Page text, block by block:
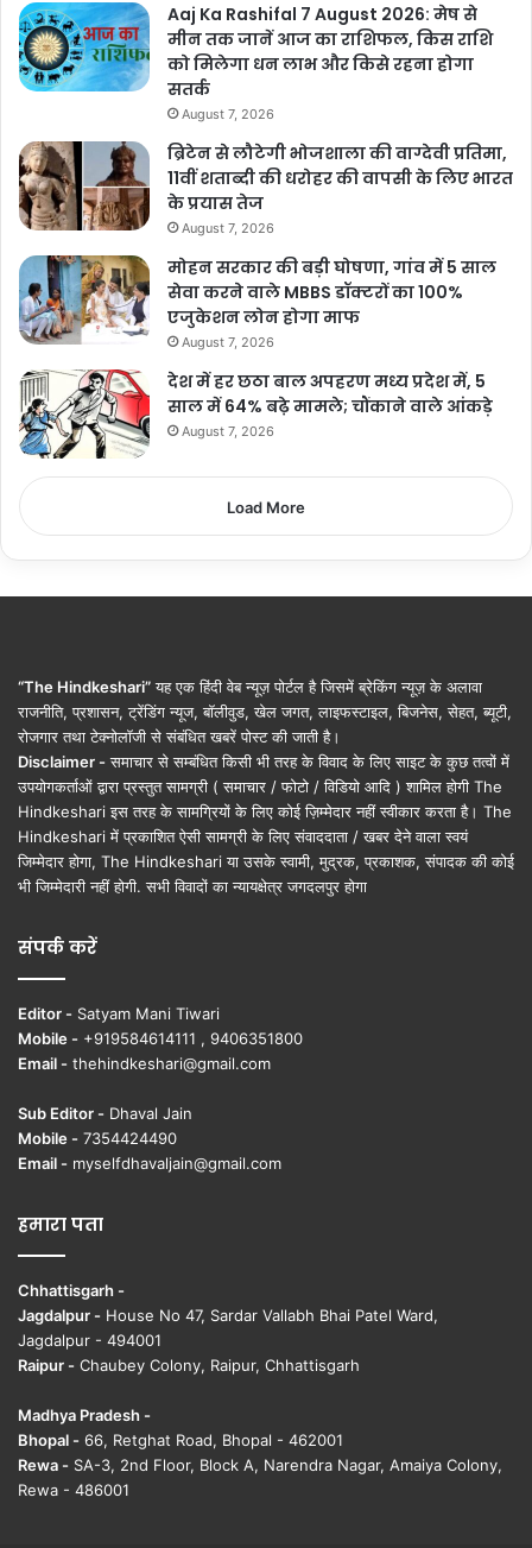
Aaj Ka Rashifal 7 August 2026: मेष से
मीन तक जानें आज का राशिफल, किस राशि
को मिलेगा धन लाभ और किसे रहना होगा
सतर्क
August 7, 2026
ब्रिटेन से लौटेगी भोजशाला की वाग्देवी प्रतिमा,
11वीं शताब्दी की धरोहर की वापसी के लिए भारत
के प्रयास तेज
August 7, 2026
मोहन सरकार की बड़ी घोषणा, गांव में 5 साल
सेवा करने वाले MBBS डॉक्टरों का 100%
एजुकेशन लोन होगा माफ
August 7, 2026
देश में हर छठा बाल अपहरण मध्य प्रदेश में, 5
साल में 64% बढ़े मामले; चौंकाने वाले आंकड़े
August 7, 2026
Load More
“The Hindkeshari”यह एक हिंदी वेब न्यूज़ पोर्टल है जिसमें ब्रेकिंग न्यूज़ के अलावा
राजनीति, प्रशासन, ट्रेंडिंग न्यूज, बॉलीवुड, खेल जगत, लाइफस्टाइल, बिजनेस, सेहत, ब्यूटी,
रोजगार तथा टेक्नोलॉजी से संबंधित खबरें पोस्ट की जाती है।
Disclaimer - समाचार से सम्बंधित किसी भी तरह के विवाद के लिए साइट के कुछ तत्वों में
उपयोगकर्ताओं द्वारा प्रस्तुत सामग्री ( समाचार / फोटो / विडियो आदि ) शामिल होगी The
Hindkeshari इस तरह के सामग्रियों के लिए कोई ज़िम्मेदार नहीं स्वीकार करता है। The
Hindkeshari में प्रकाशित ऐसी सामग्री के लिए संवाददाता / खबर देने वाला स्वयं
जिम्मेदार होगा, The Hindkeshari या उसके स्वामी, मुद्रक, प्रकाशक, संपादक की कोई
भी जिम्मेदारी नहीं होगी. सभी विवादों का न्यायक्षेत्र जगदलपुर होगा
संपर्क करें
Editor - Satyam Mani Tiwari
Mobile - +919584614111 , 9406351800
Email - thehindkeshari@gmail.com
Sub Editor - Dhaval Jain
Mobile - 7354424490
Email - myselfdhavaljain@gmail.com
हमारा पता
Chhattisgarh -
Jagdalpur - House No 47, Sardar Vallabh Bhai Patel Ward,
Jagdalpur - 494001
Raipur - Chaubey Colony, Raipur, Chhattisgarh
Madhya Pradesh -
Bhopal - 66, Retghat Road, Bhopal - 462001
Rewa - SA-3, 2nd Floor, Block A, Narendra Nagar, Amaiya Colony,
Rewa - 486001